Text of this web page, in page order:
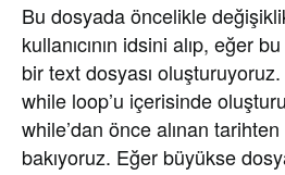
Bu dosyada öncelikle
kullanıcının idsini alıp, eğer
bir text dosyası
while loop’u içerisinde
while’dan önce alınan
bakıyoruz. Eğer büyükse